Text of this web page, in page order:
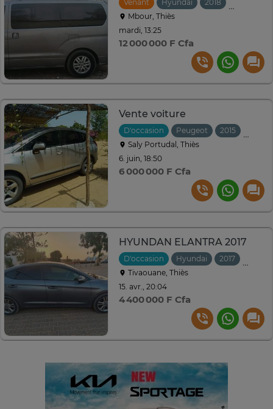
Venant Hyundai 2018
Mbour, Thiès
mardi, 13:25
12 000 000 F Cfa
Vente voiture
D'occasion Peugeot 2015
Saly Portudal, Thiès
6. juin, 18:50
6 000 000 F Cfa
HYUNDAN ELANTRA 2017
D'occasion Hyundai 2017
Tivaouane, Thiès
15. avr., 20:04
4 400 000 F Cfa